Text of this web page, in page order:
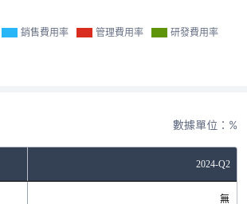
銷售費用率 管理費用率 研發費用率
數據單位：%
2024-Q2
無